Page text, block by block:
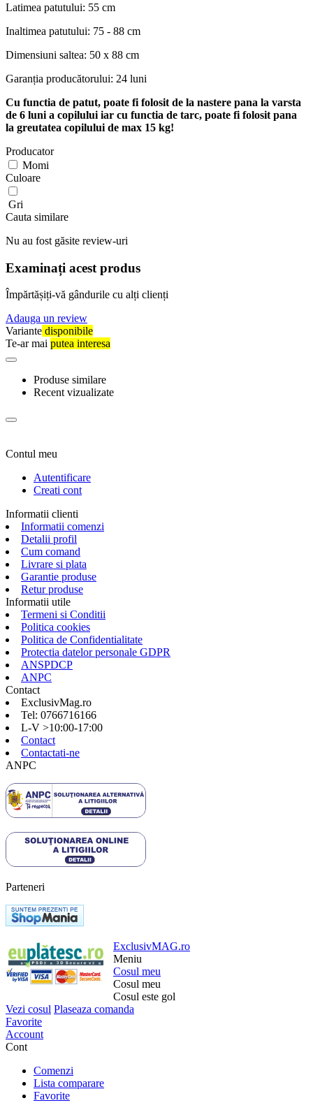
Latimea patutului: 55 cm
Inaltimea patutului: 75 - 88 cm
Dimensiuni saltea: 50 x 88 cm
Garanția producătorului: 24 luni
Cu functia de patut, poate fi folosit de la nastere pana la varsta
de 6 luni a copilului iar cu functia de tarc, poate fi folosit pana
la greutatea copilului de max 15 kg!
Producator
Momi
Culoare
Gri
Cauta similare
Nu au fost găsite review-uri
Examinați acest produs
Împărtășiți-vă gândurile cu alți clienți
Adauga un review
Variante disponibile
Te-ar mai putea interesa
Produse similare
Recent vizualizate
Contul meu
Autentificare
Creati cont
Informatii clienti
Informatii comenzi
Detalii profil
Cum comand
Livrare si plata
Garantie produse
Retur produse
Informatii utile
Termeni si Conditii
Politica cookies
Politica de Confidentialitate
Protectia datelor personale GDPR
ANSPDCP
ANPC
Contact
ExclusivMag.ro
Tel: 0766716166
L-V >10:00-17:00
Contact
Contactati-ne
ANPC
Parteneri
ExclusivMAG.ro
Meniu
Cosul meu
Cosul meu
Cosul este gol
Vezi cosul Plaseaza comanda
Favorite
Account
Cont
Comenzi
Lista comparare
Favorite